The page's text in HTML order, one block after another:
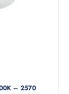
– 2570